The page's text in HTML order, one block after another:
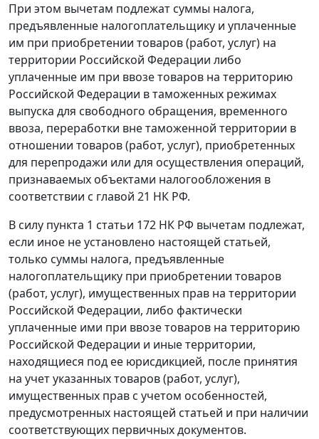
При этом вычетам подлежат суммы налога,
предъявленные налогоплательщику и уплаченные
им при приобретении товаров (работ, услуг) на
территории Российской Федерации либо
уплаченные им при ввозе товаров на территорию
Российской Федерации в таможенных режимах
выпуска для свободного обращения, временного
ввоза, переработки вне таможенной территории в
отношении товаров (работ, услуг), приобретенных
для перепродажи или для осуществления операций,
признаваемых объектами налогообложения в
соответствии с главой 21 НК РФ.
В силу пункта 1 статьи 172 НК РФ вычетам подлежат,
если иное не установлено настоящей статьей,
только суммы налога, предъявленные
налогоплательщику при приобретении товаров
(работ, услуг), имущественных прав на территории
Российской Федерации, либо фактически
уплаченные ими при ввозе товаров на территорию
Российской Федерации и иные территории,
находящиеся под ее юрисдикцией, после принятия
на учет указанных товаров (работ, услуг),
имущественных прав с учетом особенностей,
предусмотренных настоящей статьей и при наличии
соответствующих первичных документов.